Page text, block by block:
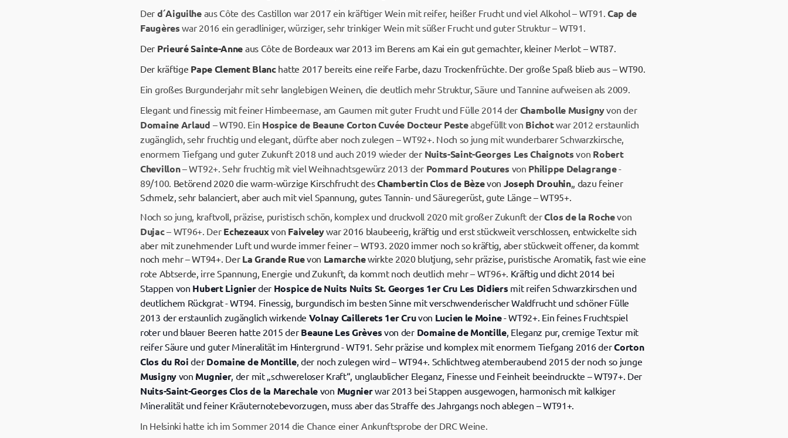
Der d´Aiguilheaus Côte des Castillon war 2017 ein kräftiger Wein mit reifer, heißer Frucht und viel Alkohol – WT91. Cap de
Faugères war 2016 ein geradliniger, würziger, sehr trinkiger Wein mit süßer Frucht und guter Struktur – WT91.
Der Prieuré Sainte-Anne aus Côte de Bordeaux war 2013 im Berens am Kai ein gut gemachter, kleiner Merlot – WT87.
Der kräftige Pape Clement Blanchatte 2017 bereits eine reife Farbe, dazu Trockenfrüchte. Der große Spaß blieb aus – WT90.
Ein großes Burgunderjahr mit sehr langlebigen Weinen, die deutlich mehr Struktur, Säure und Tannine aufweisen als 2009.
Elegant und finessig mit feiner Himbeernase, am Gaumen mit guter Frucht und Fülle 2014 der Chambolle Musignyvon der
Domaine Arlaud – WT90. Ein Hospice de Beaune Corton Cuvée Docteur Pesteabgefüllt von Bichotwar 2012 erstaunlich
zugänglich, sehr fruchtig und elegant, dürfte aber noch zulegen – WT92+. Noch so jung mit wunderbarer Schwarzkirsche,
enormem Tiefgang und guter Zukunft 2018 und auch 2019 wieder der Nuits-Saint-Georges Les Chaignots von Robert
Chevillon– WT92+. Sehr fruchtig mit viel Weihnachtsgewürz 2013 der Pommard Poutures von Philippe Delagrange-
89/100. Betörend 2020 die warm-würzige Kirschfrucht desChambertin Clos de Bèzevon Joseph Drouhin,, dazu feiner
Schmelz, sehr balanciert, aber auch mit viel Spannung, gutes Tannin- und Säuregerüst, gute Länge – WT95+.
Noch so jung, kraftvoll, präzise, puristisch schön, komplex und druckvoll 2020 mit großer Zukunft derClos de la Rochevon
Dujac– WT96+. Der Echezeauxvon Faiveleywar 2016 blaubeerig, kräftig und erst stückweit verschlossen, entwickelte sich
aber mit zunehmender Luft und wurde immer feiner – WT93. 2020 immer noch so kräftig, aber stückweit offener, da kommt
noch mehr – WT94+. Der La Grande Ruevon Lamarchewirkte 2020 blutjung, sehr präzise, puristische Aromatik, fast wie eine
rote Abtserde, irre Spannung, Energie und Zukunft, da kommt noch deutlich mehr – WT96+. Kräftig und dicht 2014 bei
Stappen von Hubert Lignierder Hospice de Nuits Nuits St. Georges 1er Cru Les Didiers mit reifen Schwarzkirschen und
deutlichem Rückgrat - WT94. Finessig, burgundisch im besten Sinne mit verschwenderischer Waldfrucht und schöner Fülle
2013 der erstaunlich zugänglich wirkende Volnay Caillerets 1er Cruvon Lucien le Moine- WT92+. Ein feines Fruchtspiel
roter und blauer Beeren hatte 2015 der Beaune Les Grèves von der Domaine de Montille, Eleganz pur, cremige Textur mit
reifer Säure und guter Mineralität im Hintergrund - WT91. Sehr präzise und komplex mit enormem Tiefgang 2016 derCorton
Clos du Roi der Domaine de Montille, der noch zulegen wird – WT94+. Schlichtweg atemberaubend 2015 der noch so junge
Musignyvon Mugnier, der mit „schwereloser Kraft“, unglaublicher Eleganz, Finesse und Feinheit beeindruckte – WT97+. Der
Nuits-Saint-Georges Clos de la Marechale von Mugnierwar 2013 bei Stappen ausgewogen, harmonisch mit kalkiger
Mineralität und feiner Kräuternotebevorzugen, muss aber das Straffe des Jahrgangs noch ablegen – WT91+.
In Helsinki hatte ich im Sommer 2014 die Chance einer Ankunftsprobe der DRC Weine.